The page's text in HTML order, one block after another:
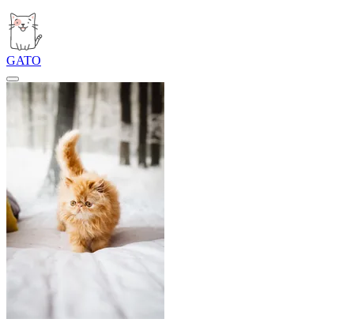
GATO